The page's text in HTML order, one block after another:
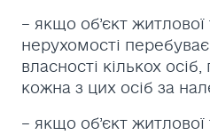
– якщо об’єкт
нерухомості перебуває
власності кількох
кожна з цих осіб за
– якщо об’єкт